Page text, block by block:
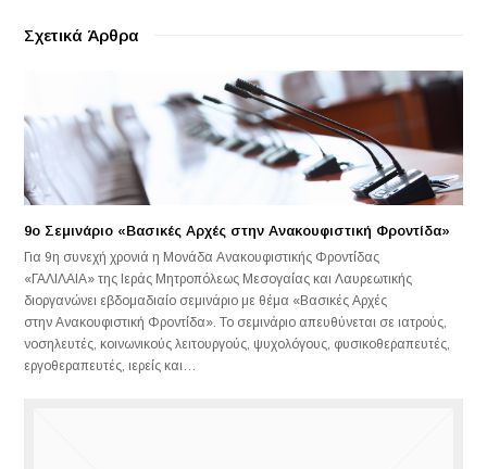
Σχετικά Άρθρα
9ο Σεμινάριο «Βασικές Αρχές στην Ανακουφιστική Φροντίδα»
Για 9η συνεχή χρονιά η Μονάδα Ανακουφιστικής Φροντίδας
«ΓΑΛΙΛΑΙΑ» της Ιεράς Μητροπόλεως Μεσογαίας και Λαυρεωτικής
διοργανώνει εβδομαδιαίο σεμινάριο με θέμα «Βασικές Αρχές
στην Ανακουφιστική Φροντίδα». Το σεμινάριο απευθύνεται σε ιατρούς,
νοσηλευτές, κοινωνικούς λειτουργούς, ψυχολόγους, φυσικοθεραπευτές,
εργοθεραπευτές, ιερείς και…